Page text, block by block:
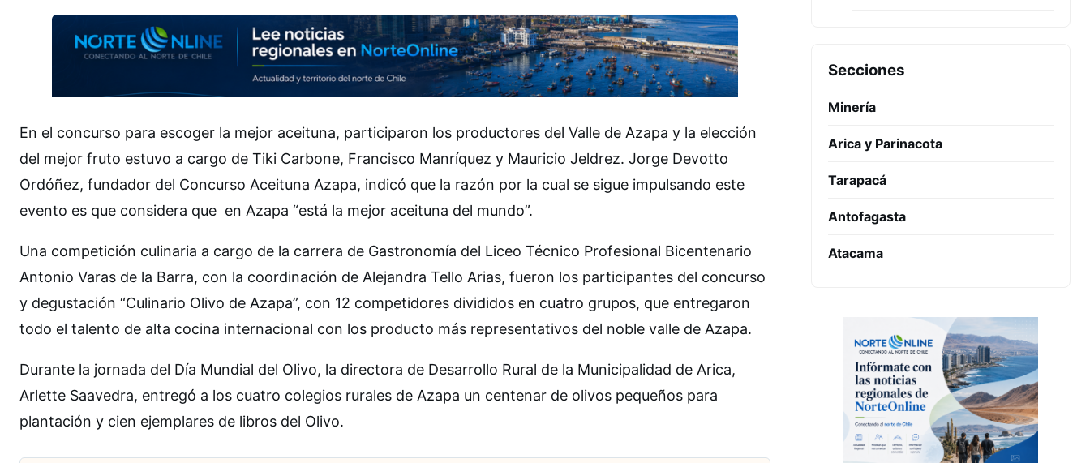
En el concurso para escoger la mejor aceituna, participaron los productores del Valle de Azapa y la elección
del mejor fruto estuvo a cargo de Tiki Carbone, Francisco Manríquez y Mauricio Jeldrez. Jorge Devotto
Ordóñez, fundador del Concurso Aceituna Azapa, indicó que la razón por la cual se sigue impulsando este
evento es que considera que en Azapa “está la mejor aceituna del mundo”.
Una competición culinaria a cargo de la carrera de Gastronomía del Liceo Técnico Profesional Bicentenario
Antonio Varas de la Barra, con la coordinación de Alejandra Tello Arias, fueron los participantes del concurso
y degustación “Culinario Olivo de Azapa”, con 12 competidores divididos en cuatro grupos, que entregaron
todo el talento de alta cocina internacional con los producto más representativos del noble valle de Azapa.
Durante la jornada del Día Mundial del Olivo, la directora de Desarrollo Rural de la Municipalidad de Arica,
Arlette Saavedra, entregó a los cuatro colegios rurales de Azapa un centenar de olivos pequeños para
plantación y cien ejemplares de libros del Olivo.
Secciones
Minería
Arica y Parinacota
Tarapacá
Antofagasta
Atacama